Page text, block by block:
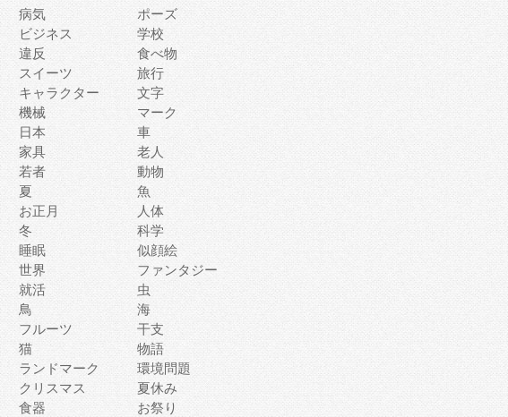
病気
ポーズ
ビジネス
学校
違反
食べ物
スイーツ
旅行
キャラクター
文字
機械
マーク
日本
車
家具
老人
若者
動物
夏
魚
お正月
人体
冬
科学
睡眠
似顔絵
世界
ファンタジー
就活
虫
鳥
海
フルーツ
干支
猫
物語
ランドマーク
環境問題
クリスマス
夏休み
食器 お祭り